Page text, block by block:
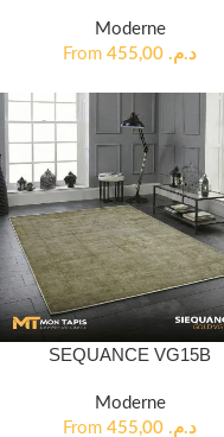
Moderne
From
د.م.
SEQUANCE VG15B
Moderne
From
د.م.